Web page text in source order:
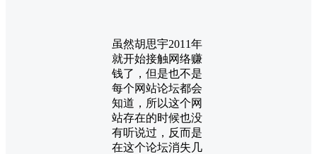
虽然胡思宇2011年
就开始接触网络赚
钱了，但是也不是
每个网站论坛都会
知道，所以这个网
站存在的时候也没
有听说过，反而是
在这个论坛消失几